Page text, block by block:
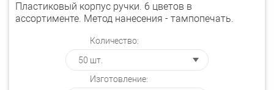
Пластиковый корпус ручки. 6 цветов в
ассортименте. Метод нанесения - тампопечать.
Количество:
Изготовление: